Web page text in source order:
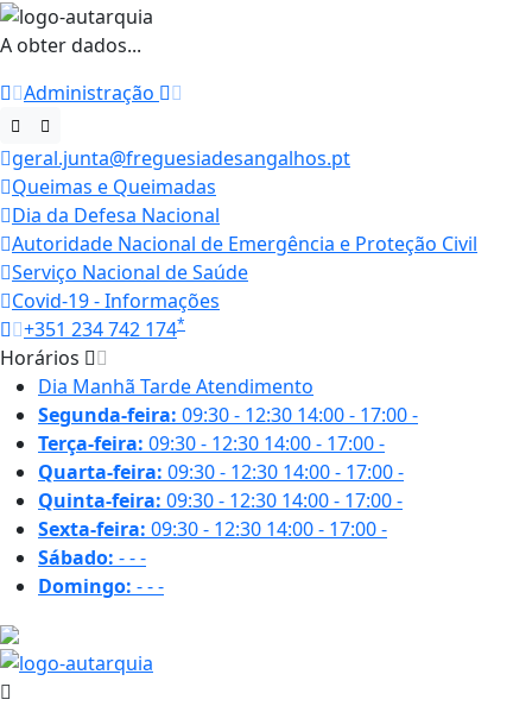
A obter dados...
Administração
geral.junta@freguesiadesangalhos.pt
Queimas e Queimadas
Dia da Defesa Nacional
Autoridade Nacional de Emergência e Proteção Civil
Serviço Nacional de Saúde
Covid-19 - Informações
+351 234 742 174*
Horários
Dia Manhã TardeAtendimento
Segunda-feira: 09:30 - 12:30 14:00 - 17:00-
Terça-feira: 09:30 - 12:30 14:00 - 17:00-
Quarta-feira: 09:30 - 12:30 14:00 - 17:00-
Quinta-feira: 09:30 - 12:30 14:00 - 17:00-
Sexta-feira: 09:30 - 12:30 14:00 - 17:00-
Sábado: ---
Domingo: ---